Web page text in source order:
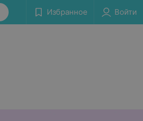
Избранное Войти